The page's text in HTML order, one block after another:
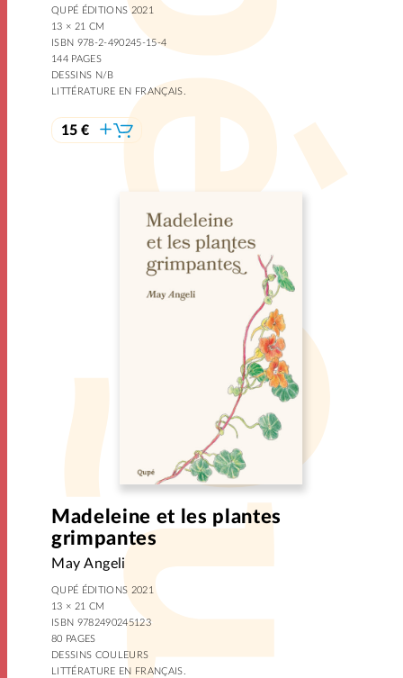
QUPÉ ÉDITIONS 2021
13 × 21 CM
ISBN 978-2-490245-15-4
144 PAGES
DESSINS N/B
LITTÉRATURE EN FRANÇAIS.
15 €
Madeleine et les plantes
grimpantes
May Angeli
QUPÉ ÉDITIONS 2021
13 × 21 CM
ISBN 9782490245123
80 PAGES
DESSINS COULEURS
LITTÉRATURE EN FRANÇAIS.